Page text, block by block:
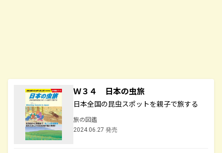
Ｗ３４ 日本の虫旅
日本全国の昆虫スポットを親子で旅する
旅の図鑑
2024.06.27 発売